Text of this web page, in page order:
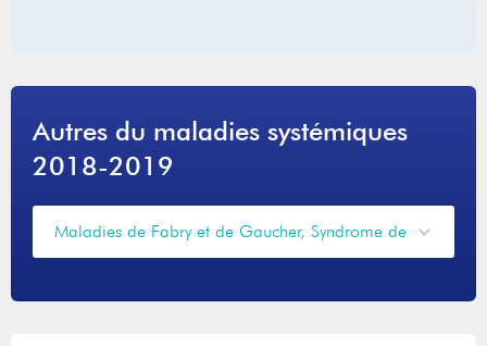
Autres du maladies systémiques
2018-2019
Maladies de Fabry et de Gaucher, Syndrome de Sj...